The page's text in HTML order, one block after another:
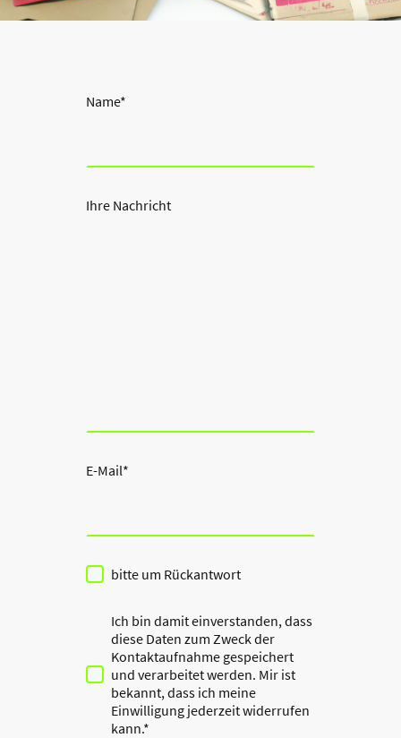
Name*
Ihre Nachricht
E-Mail*
bitte um Rückantwort
Ich bin damit einverstanden, dass
diese Daten zum Zweck der
Kontaktaufnahme gespeichert
und verarbeitet werden. Mir ist
bekannt, dass ich meine
Einwilligung jederzeit widerrufen
kann.*